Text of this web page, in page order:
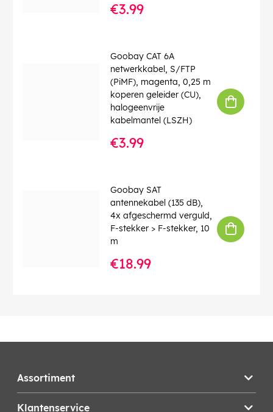
€3.99
Goobay CAT 6A
netwerkkabel, S/FTP
(PiMF), magenta, 0,25 m
koperen geleider (CU),
halogeenvrije
kabelmantel (LSZH)
€3.99
Goobay SAT
antennekabel (135 dB),
4x afgeschermd verguld,
F-stekker > F-stekker, 10
m
€18.99
Assortiment
Klantenservice